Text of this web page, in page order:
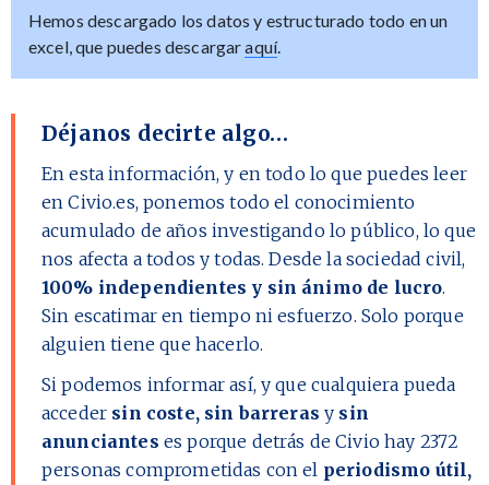
Hemos descargado los datos y estructurado todo en un
excel, que puedes descargaraquí.
Déjanos decirte algo…
En esta información, y en todo lo que puedes leer
en Civio.es, ponemos todo el conocimiento
acumulado de años investigando lo público, lo que
nos afecta a todos y todas. Desde la sociedad civil,
100% independientes y sin ánimo de lucro.
Sin escatimar en tiempo ni esfuerzo. Solo porque
alguien tiene que hacerlo.
Si podemos informar así, y que cualquiera pueda
acceder sin coste, sin barreras y sin
anunciantes es porque detrás de Civio hay 2372
personas comprometidas con el periodismo útil,